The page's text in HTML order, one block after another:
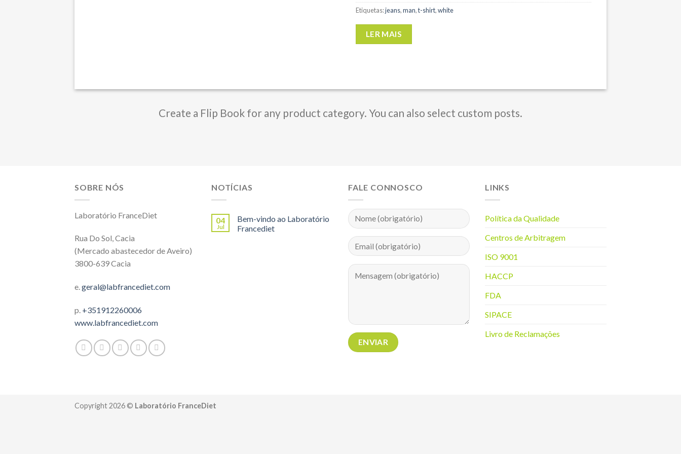
Etiquetas:jeans,man,t-shirt,white
LER MAIS
Create a Flip Book for any product category. You can also select custom posts.
SOBRE NÓS
Laboratório FranceDiet
Rua Do Sol, Cacia
(Mercado abastecedor de Aveiro)
3800-639 Cacia
e.geral@labfrancediet.com
p. +351912260006
www.labfrancediet.com
NOTÍCIAS
04
Jul
Bem-vindo ao Laboratório
Francediet
FALE CONNOSCO LINKS
Política da Qualidade
Centros de Arbitragem
ISO 9001
HACCP
FDA
SIPACE
Livro de Reclamações
Copyright 2026 © Laboratório FranceDiet